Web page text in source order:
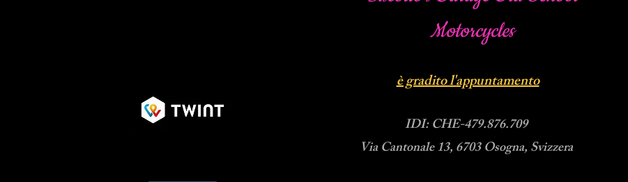
Motorcycles
è gradito l'appuntamento
IDI: CHE-479.876.709
Via Cantonale 13, 6703 Osogna, Svizzera